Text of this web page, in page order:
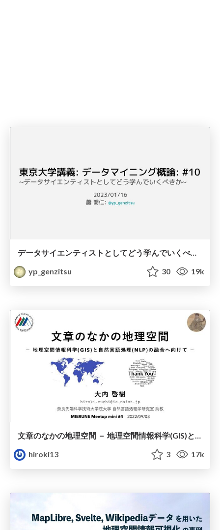
データサイエンティストとしてどう学んでいくべきか/東京大学講義: データマイニング概論: #10
yp_genzitsu
30 19k
文章のなかの地理空間 － 地理空間情報科学(GIS)と自然言語処理(NLP)の融合へ向けて －
hiroki13
3 17k